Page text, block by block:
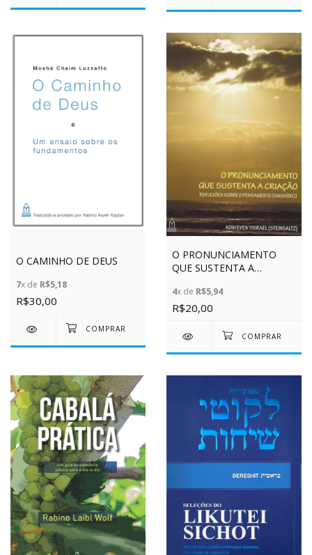
O CAMINHO DE DEUS
7x de R$5,18
R$30,00
O PRONUNCIAMENTO
QUE SUSTENTA A
4x de R$5,94
R$20,00